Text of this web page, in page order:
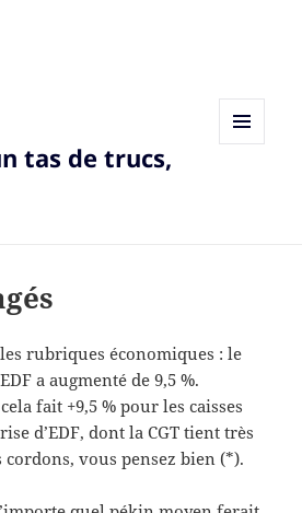
tas de trucs,
rubriques économiques : le
a augmenté de 9,5 %.
fait +9,5 % pour les caisses
d’EDF, dont la CGT tient très
vous pensez bien (*).